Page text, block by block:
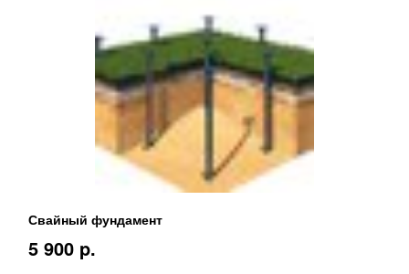
Свайный фундамент
5 900 p.